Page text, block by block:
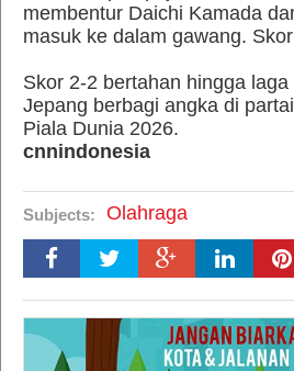
membentur Daichi Kamada
masuk ke dalam gawang.
Skor 2-2 bertahan hingga
Jepang berbagi angka di
Piala Dunia 2026.
cnnindonesia
Subjects: Olahraga